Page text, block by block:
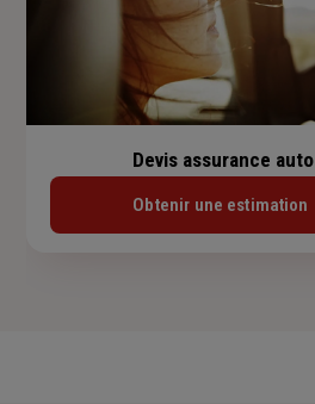
Devis assurance auto
Obtenir une estimation